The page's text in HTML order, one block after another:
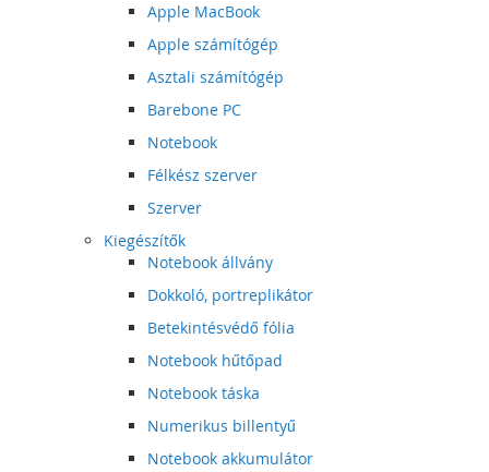
Apple MacBook
Apple számítógép
Asztali számítógép
Barebone PC
Notebook
Félkész szerver
Szerver
Kiegészítők
Notebook állvány
Dokkoló, portreplikátor
Betekintésvédő fólia
Notebook hűtőpad
Notebook táska
Numerikus billentyű
Notebook akkumulátor